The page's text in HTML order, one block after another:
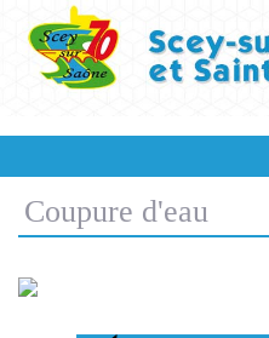
Coupure d'eau